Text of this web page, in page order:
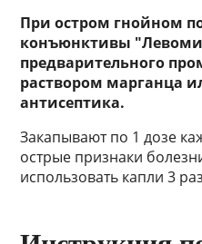
При остром гнойном
конъюнктивы
предварительного
раствором марганца
антисептика.
Закапывают по 1 дозе
острые признаки
использовать капли 3